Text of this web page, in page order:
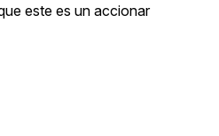
este es un accionar